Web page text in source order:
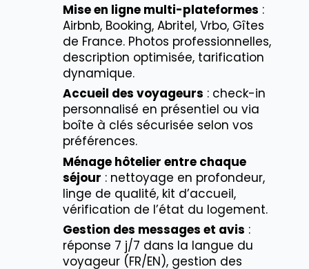
Mise en ligne multi-plateformes :
Airbnb, Booking, Abritel, Vrbo, Gîtes
de France. Photos professionnelles,
description optimisée, tarification
dynamique.
Accueil des voyageurs : check-in
personnalisé en présentiel ou via
boîte à clés sécurisée selon vos
préférences.
Ménage hôtelier entre chaque
séjour : nettoyage en profondeur,
linge de qualité, kit d’accueil,
vérification de l’état du logement.
Gestion des messages et avis :
réponse 7 j/7 dans la langue du
voyageur (FR/EN), gestion des